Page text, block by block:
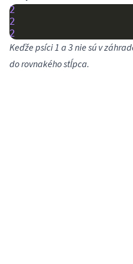
2
2
2
Keďže psíci 1 a 3 nie sú v
do rovnakého stĺpca.